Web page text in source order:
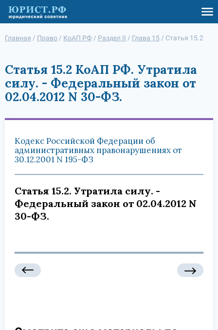
Главная / Право / КоАП РФ / Раздел II / Глава 15 / Статья 15.2
Статья 15.2 КоАП РФ. Утратила
силу. - Федеральный закон от
02.04.2012 N 30-ФЗ.
Кодекс Российской Федерации об
административных правонарушениях от
30.12.2001 N 195-ФЗ
Статья 15.2. Утратила силу. -
Федеральный закон от 02.04.2012 N
30-ФЗ.